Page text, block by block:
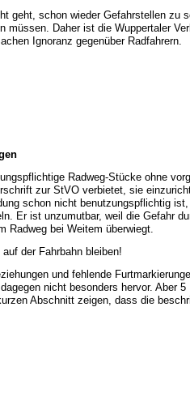
geht, schon wieder Gefahrstellen zu
müssen. Daher ist die Wuppertaler
Ignoranz gegenüber Radfahrern.
Radweg-Stücke ohne
zur StVO verbietet, sie
schon nicht benutzungspflichtig
Er ist unzumutbar, weil die Gefahr
Radweg bei Weitem überwiegt.
der Fahrbahn bleiben!
und fehlende
nicht besonders hervor. Aber
Abschnitt zeigen, dass die